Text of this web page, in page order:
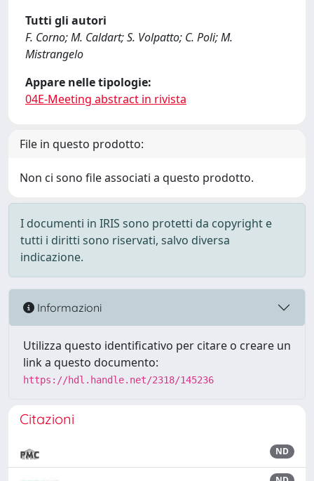
Tutti gli autori
F. Corno; M. Caldart; S. Volpatto; C. Poli; M.
Mistrangelo
Appare nelle tipologie:
04E-Meeting abstract in rivista
File in questo prodotto:
Non ci sono file associati a questo prodotto.
I documenti in IRIS sono protetti da copyright e
tutti i diritti sono riservati, salvo diversa
indicazione.
Informazioni
Utilizza questo identificativo per citare o creare un
link a questo documento:
https://hdl.handle.net/2318/145236
Citazioni
ND